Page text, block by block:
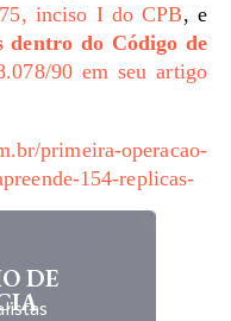
inciso I do CPB, e
dentro do Código de
90 em seu artigo
primeira-operacao-
154-replicas-
DE